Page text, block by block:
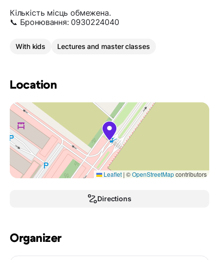
Кількість місць обмежена.
📞 Бронювання: 0930224040
With kids Lectures and master classes
Location
Leaflet | ©OpenStreetMapcontributors
Directions
Organizer